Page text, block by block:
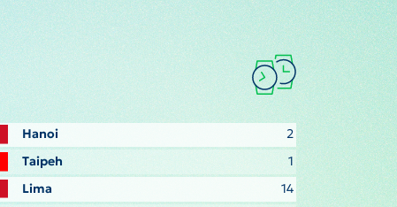
Hanoi
2
Taipeh
1
Lima
14